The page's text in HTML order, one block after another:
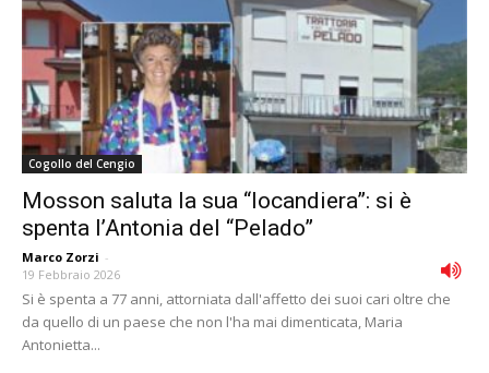
Cogollo del Cengio
Mosson saluta la sua “locandiera”: si è
spenta l’Antonia del “Pelado”
Marco Zorzi -
19 Febbraio 2026
Si è spenta a 77 anni, attorniata dall'affetto dei suoi cari oltre che
da quello di un paese che non l'ha mai dimenticata, Maria
Antonietta...